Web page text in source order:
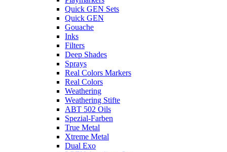
Quick GEN Sets
Quick GEN
Gouache
Inks
Filters
Deep Shades
Sprays
Real Colors Markers
Real Colors
Weathering
Weathering Stifte
ABT 502 Oils
Spezial-Farben
True Metal
Xtreme Metal
Dual Exo